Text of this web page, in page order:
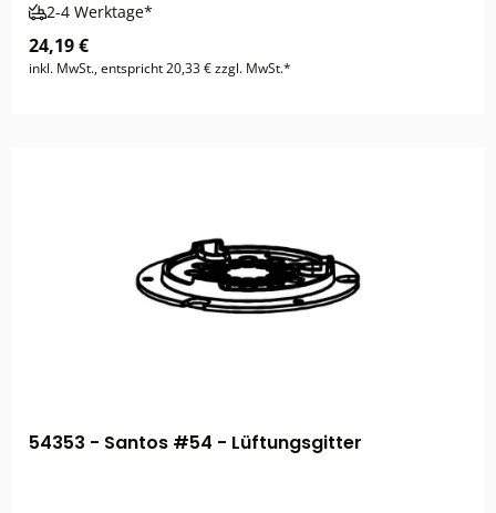
2-4 Werktage*
24,19 €
inkl. MwSt., entspricht 20,33 € zzgl. MwSt.*
54353 - Santos #54 - Lüftungsgitter